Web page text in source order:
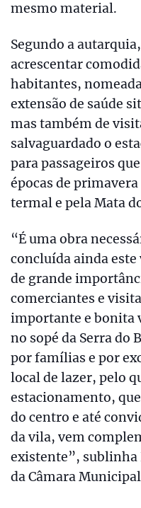
mesmo material.
Segundo a
acrescentar
habitantes,
extensão de saúde
mas também de
salvaguardado o
para passageiros
épocas de
termal e pela Mata
“É uma obra
concluída ainda este
de grande
comerciantes e
importante e bonita
no sopé da Serra do
por famílias e por
local de lazer, pelo
estacionamento,
do centro e até
da vila, vem
existente”, sublinha
da Câmara